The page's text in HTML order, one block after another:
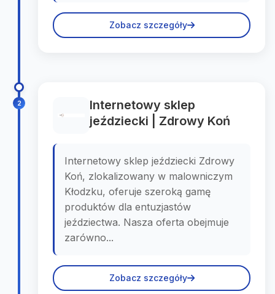
Zobacz szczegóły
2
Internetowy sklep
jeździecki | Zdrowy Koń
Internetowy sklep jeździecki Zdrowy
Koń, zlokalizowany w malowniczym
Kłodzku, oferuje szeroką gamę
produktów dla entuzjastów
jeździectwa. Nasza oferta obejmuje
zarówno...
Zobacz szczegóły